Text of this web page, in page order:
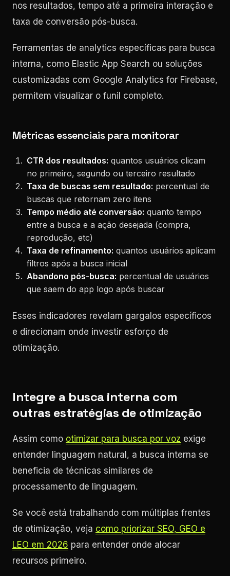
nos resultados, tempo até a primeira interação e
taxa de conversão pós-busca.
Ferramentas de analytics específicas para busca
interna, como Elastic App Search ou soluções
customizadas com Google Analytics for Firebase,
permitem visualizar o funil completo.
Métricas essenciais para monitorar
CTR dos resultados: quantos usuários clicam
no primeiro, segundo ou terceiro resultado
Taxa de buscas sem resultado: percentual de
buscas que retornam zero itens
Tempo médio até conversão: quanto tempo
entre a busca e a ação desejada (compra,
reprodução, etc)
Taxa de refinamento: quantos usuários aplicam
filtros após a busca inicial
Abandono pós-busca: percentual de usuários
que saem do app logo após buscar
Esses indicadores revelam gargalos específicos
e direcionam onde investir esforço de
otimização.
Integre a busca interna com
outras estratégias de otimização
Assim como otimizar para busca por voz exige
entender linguagem natural, a busca interna se
beneficia de técnicas similares de
processamento de linguagem.
Se você está trabalhando com múltiplas frentes
de otimização, veja como priorizar SEO, GEO e
LEO em 2026 para entender onde alocar
recursos primeiro.